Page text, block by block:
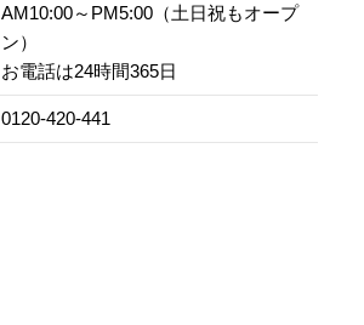
AM10:00～PM5:00（土日祝もオープ
ン）
お電話は24時間365日
0120-420-441